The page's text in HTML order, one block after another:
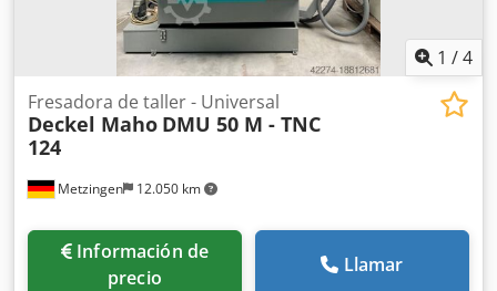
1 /4
Metzingen 12.050 km
Fresadora de taller - Universal
Deckel Maho DMU 50 M - TNC
124
Información de
precio
Llamar